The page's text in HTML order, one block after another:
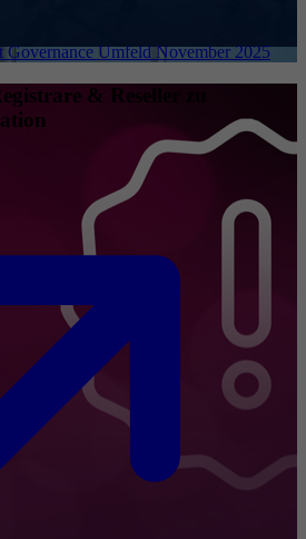
Umfeld November 2025
& Reseller zu